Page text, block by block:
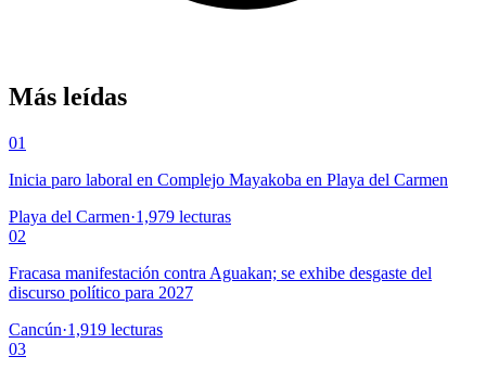
Más leídas
01
Inicia paro laboral en Complejo Mayakoba en Playa del Carmen
Playa del Carmen·1,979 lecturas
02
Fracasa manifestación contra Aguakan; se exhibe desgaste del
discurso político para 2027
Cancún·1,919 lecturas
03